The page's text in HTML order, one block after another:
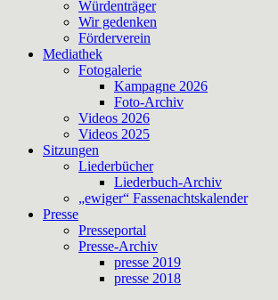
Würdenträger
Wir gedenken
Förderverein
Mediathek
Fotogalerie
Kampagne 2026
Foto-Archiv
Videos 2026
Videos 2025
Sitzungen
Liederbücher
Liederbuch-Archiv
„ewiger“ Fassenachtskalender
Presse
Presseportal
Presse-Archiv
presse 2019
presse 2018